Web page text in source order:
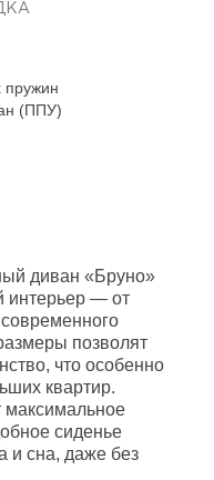
пружин
(ППУ)
диван «Бруно»
интерьер — от
современного
позволят
что особенно
квартир.
максимальное
сиденье
и сна, даже без